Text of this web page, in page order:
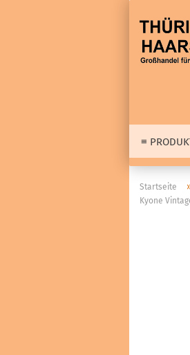
≡
Startseite
Kyone